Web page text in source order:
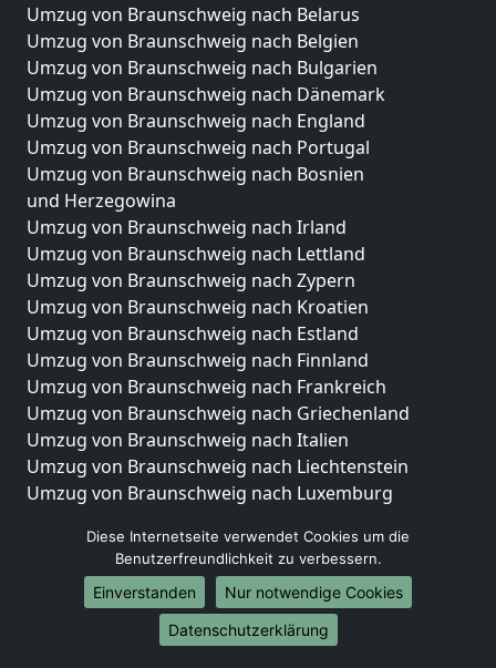
Umzug von Braunschweig nach Belarus
Umzug von Braunschweig nach Belgien
Umzug von Braunschweig nach Bulgarien
Umzug von Braunschweig nach Dänemark
Umzug von Braunschweig nach England
Umzug von Braunschweig nach Portugal
Umzug von Braunschweig nach Bosnien
und Herzegowina
Umzug von Braunschweig nach Irland
Umzug von Braunschweig nach Lettland
Umzug von Braunschweig nach Zypern
Umzug von Braunschweig nach Kroatien
Umzug von Braunschweig nach Estland
Umzug von Braunschweig nach Finnland
Umzug von Braunschweig nach Frankreich
Umzug von Braunschweig nach Griechenland
Umzug von Braunschweig nach Italien
Umzug von Braunschweig nach Liechtenstein
Umzug von Braunschweig nach Luxemburg
Umzug von Braunschweig nach Norwegen
Umzüge-Deutschlandweit
Umzug von Braunschweig nach Berlin
Umzug von Braunschweig nach Hamburg
Diese Internetseite verwendet Cookies um die
Benutzerfreundlichkeit zu verbessern.
Einverstanden
Nur notwendige Cookies
Datenschutzerklärung